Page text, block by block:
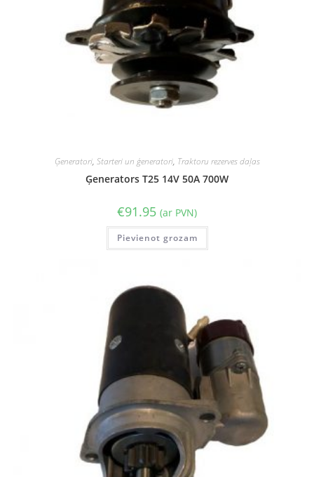
Ģeneratori, Starteri un ģeneratori, Traktoru rezerves daļas
Ģenerators T25 14V 50A 700W
€91.95 (ar PVN)
Pievienot grozam